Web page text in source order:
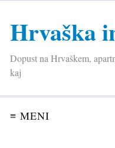
Hrvaška
Dopust na Hrvaškem,
kaj
≡ MENI